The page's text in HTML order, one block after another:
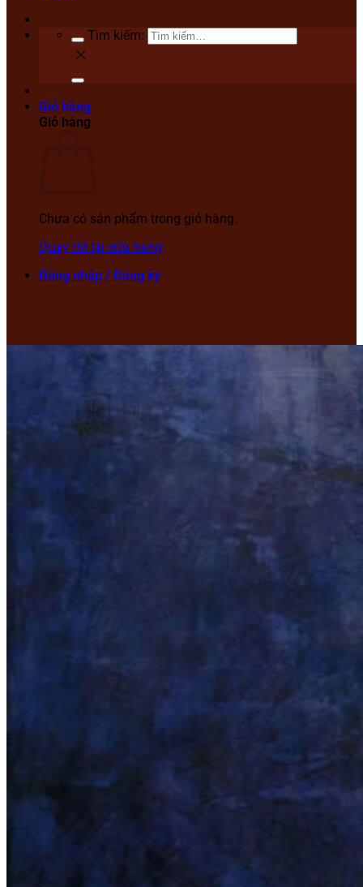
Tìm kiếm:
Giỏ hàng
Giỏ hàng
Chưa có sản phẩm trong giỏ hàng.
Quay trở lại cửa hàng
Đăng nhập / Đăng ký